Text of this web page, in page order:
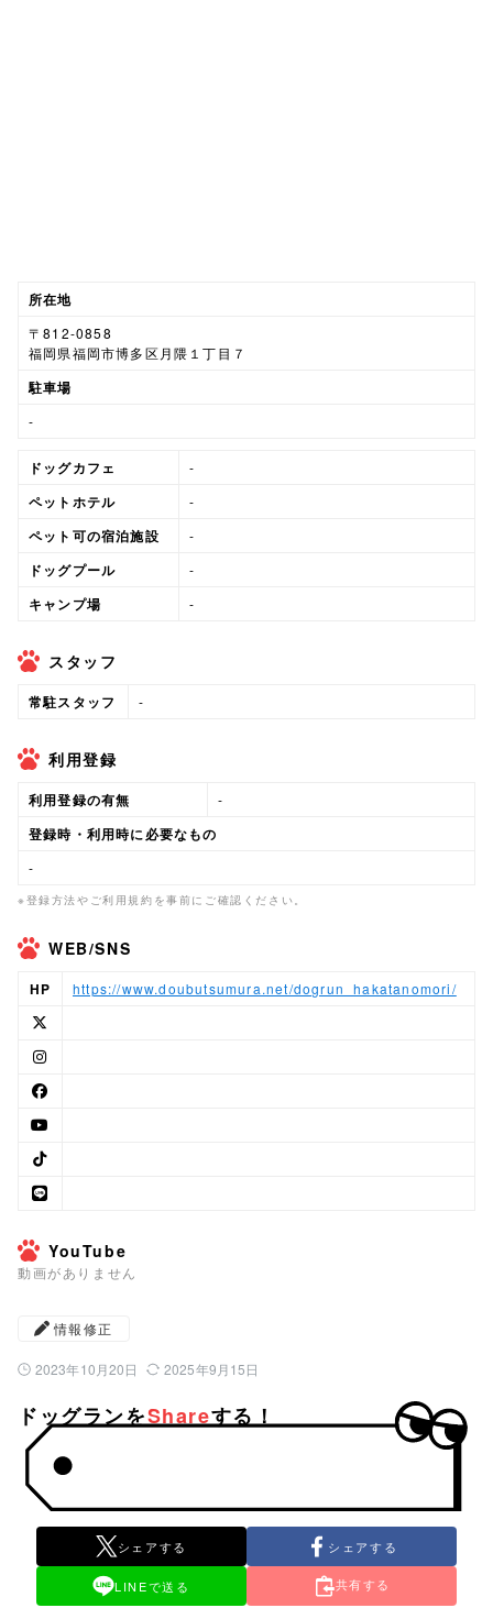
所在地
〒812-0858
福岡県福岡市博多区月隈１丁目７
駐車場
-
ドッグカフェ -
ペットホテル -
ペット可の宿泊施設 -
ドッグプール -
キャンプ場 -
スタッフ
常駐スタッフ -
利用登録
利用登録の有無 -
登録時・利用時に必要なもの
-
※登録方法やご利用規約を事前にご確認ください。
WEB/SNS
HP https://www.doubutsumura.net/dogrun_hakatanomori/
YouTube
動画がありません
情報修正
公開日：
2023年10月20日 最終更新日：
2025年9月15日
ドッグランをShareする！
シェアする シェアする
LINEで送る 共有する